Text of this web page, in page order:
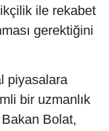
ile rekabet
gerektiğini
piyasalara
bir uzmanlık
Bolat,